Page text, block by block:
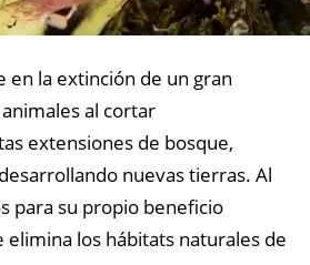
en la extinción de un gran
al cortar
extensiones de bosque,
nuevas tierras. Al
para su propio beneficio
los hábitats naturales de